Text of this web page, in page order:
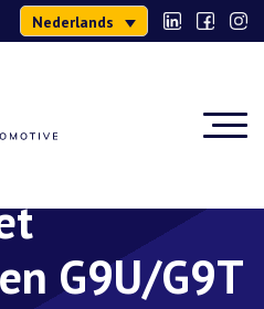
Nederlands
G9U/G9T